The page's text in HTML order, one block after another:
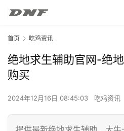
首页 吃鸡资讯
绝地求生辅助官网-绝
购买
2024年12月16日 08:45:03 吃鸡资讯